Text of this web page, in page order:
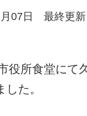
07日 最終更新
役所食堂にて
た。